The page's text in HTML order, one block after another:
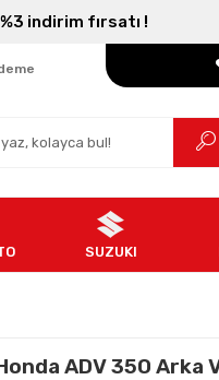
indirim fırsatı !
Adresi
SUZUKI
ADV 350 Arka